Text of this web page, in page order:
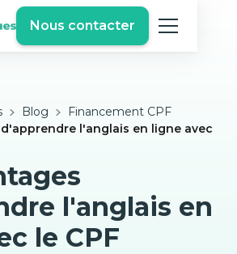
Nous contacter
Blog
Financement CPF
l'anglais en ligne avec
l'anglais en
le CPF